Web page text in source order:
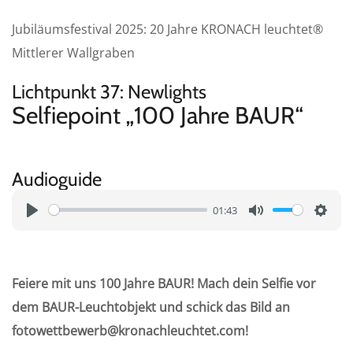
Jubiläumsfestival 2025: 20 Jahre KRONACH leuchtet®
Mittlerer Wallgraben
Lichtpunkt 37: Newlights
Selfiepoint „100 Jahre BAUR“
Audioguide
y
01:43
e
Feiere mit uns 100 Jahre BAUR! Mach dein Selfie vor
dem BAUR-Leuchtobjekt und schick das Bild an
fotowettbewerb@kronachleuchtet.com!